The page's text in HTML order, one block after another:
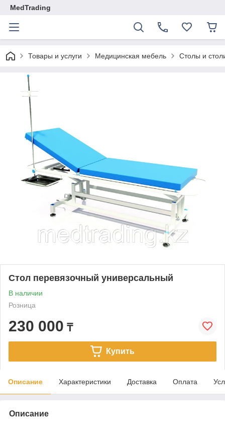
MedTrading
Товары и услуги Медицинская мебель Столы и
Стол перевязочный универсальный
В наличии
Розница
230 000 ₸
Купить
Описание Характеристики Доставка Оплата
Описание